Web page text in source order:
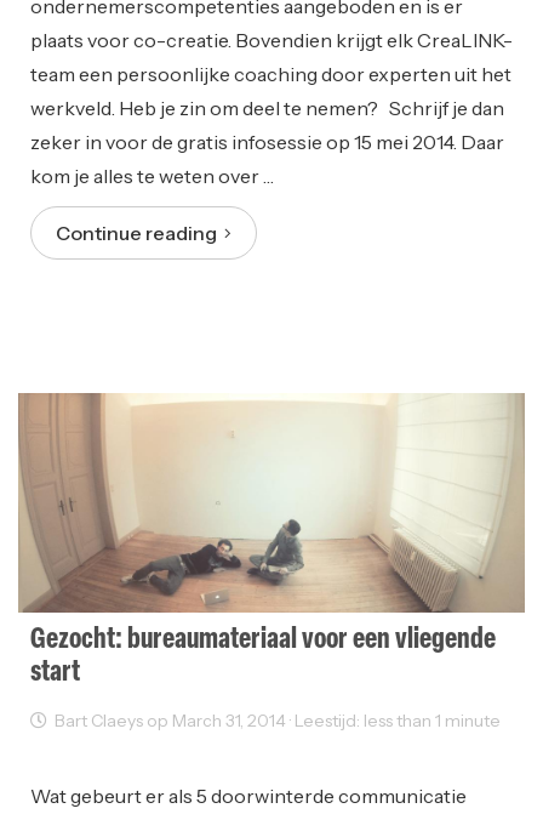
ondernemerscompetenties aangeboden en is er
plaats voor co-creatie. Bovendien krijgt elk CreaLINK-
team een persoonlijke coaching door experten uit het
werkveld. Heb je zin om deel te nemen? Schrijf je dan
zeker in voor de gratis infosessie op 15 mei 2014. Daar
kom je alles te weten over …
Continue reading
Gezocht: bureaumateriaal voor een vliegende
start
Bart Claeys op March 31, 2014 · Leestijd: less than 1 minute
Wat gebeurt er als 5 doorwinterde communicatie